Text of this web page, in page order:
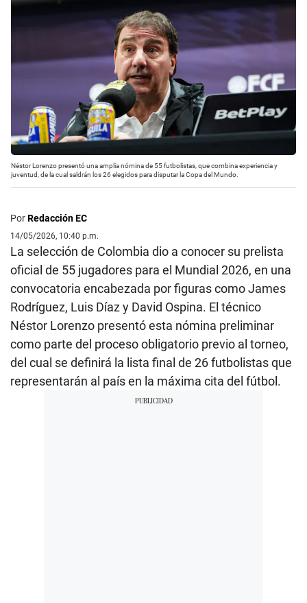
Néstor Lorenzo presentó una amplia nómina de 55 futbolistas, que combina experiencia y
juventud, de la cual saldrán los 26 elegidos para disputar la Copa del Mundo.
PorRedacción EC
14/05/2026, 10:40 p.m.
La selección de Colombia dio a conocer su prelista
oficial de 55 jugadores para el Mundial 2026, en una
convocatoria encabezada por figuras como James
Rodríguez, Luis Díaz y David Ospina. El técnico
Néstor Lorenzo presentó esta nómina preliminar
como parte del proceso obligatorio previo al torneo,
del cual se definirá la lista final de 26 futbolistas que
representarán al país en la máxima cita del fútbol.